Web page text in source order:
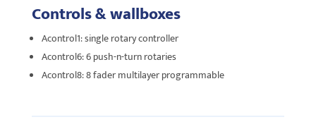
Controls & wallboxes
Acontrol1: single rotary controller
Acontrol6: 6 push-n-turn rotaries
Acontrol8: 8 fader multilayer programmable